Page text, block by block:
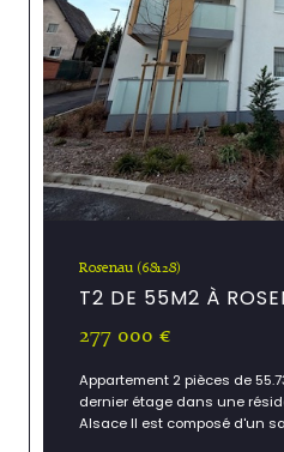
Rosenau (68128)
T2 DE 55M2 À
277 000 €
Appartement 2 pièces de
dernier étage dans une
Alsace Il est composé d'un